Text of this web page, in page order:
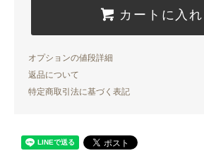
カートに入
オプションの値段詳細
返品について
特定商取引法に基づく表記